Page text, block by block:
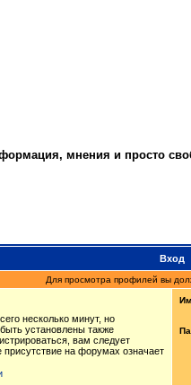
мнения и просто
Вход
Для просмотра профилей вы
несколько минут, но
установлены также
вам следует
на форумах означает